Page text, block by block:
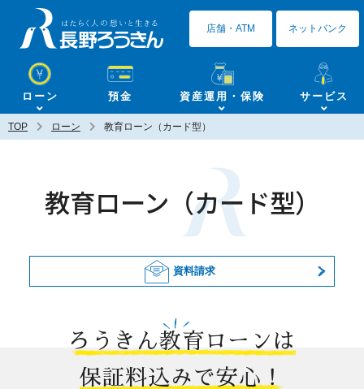
ローン 預金 資産運用・保険 サービス
店舗・ATM ネットバンク
TOP ローン 教育ローン（カード型）
教育ローン（カード型）
資料請求
ろうきん教育ローンは
保証料込みで安心！